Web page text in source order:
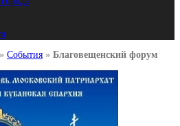
» События » Благовещенский форум